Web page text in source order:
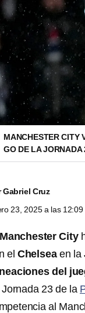
MANCHESTER CITY
GO DE LA
Gabriel Cruz
23, 2025 a las 12:09
Manchester City
el Chelsea en la
del
Jornada 23 de la
al